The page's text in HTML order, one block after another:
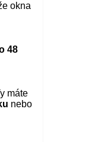
okna
48
máte
nebo